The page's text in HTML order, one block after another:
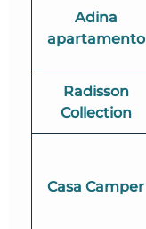
Adina
apartamento
Radisson
Collection
Casa Camper